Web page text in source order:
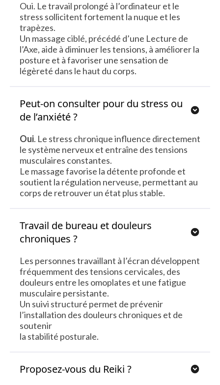
Oui. Le travail prolongé à l’ordinateur et le
stress sollicitent fortement la nuque et les
trapèzes.
Un massage ciblé, précédé d’une Lecture de
l’Axe, aide à diminuer les tensions, à améliorer la
posture et à favoriser une sensation de
légèreté dans le haut du corps.
Peut-on consulter pour du stress ou
de l’anxiété ?
Oui. Le stress chronique influence directement
le système nerveux et entraîne des tensions
musculaires constantes.
Le massage favorise la détente profonde et
soutient la régulation nerveuse, permettant au
corps de retrouver un état plus stable.
Travail de bureau et douleurs
chroniques ?
Les personnes travaillant à l’écran développent
fréquemment des tensions cervicales, des
douleurs entre les omoplates et une fatigue
musculaire persistante.
Un suivi structuré permet de prévenir
l’installation des douleurs chroniques et de
soutenir
la stabilité posturale.
Proposez-vous du Reiki ?